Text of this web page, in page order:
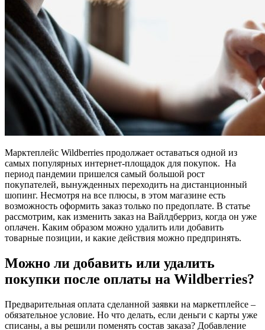
Марктеплейс Wildberries продолжает оставаться одной из
самых популярных интернет-площадок для покупок. На
период пандемии пришелся самый большой рост
покупателей, вынужденных переходить на дистанционный
шопинг. Несмотря на все плюсы, в этом магазине есть
возможность оформить заказ только по предоплате. В статье
рассмотрим, как изменить заказ на Вайлдберриз, когда он уже
оплачен. Каким образом можно удалить или добавить
товарные позиции, и какие действия можно предпринять.
Можно ли добавить или удалить
покупки после оплаты на Wildberries?
Предварительная оплата сделанной заявки на маркетплейсе –
обязательное условие. Но что делать, если деньги с карты уже
списаны, а вы решили поменять состав заказа? Добавление